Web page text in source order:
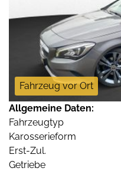
Fahrzeug vor Ort
Allgemeine Daten:
Fahrzeugtyp
Karosserieform
Erst-Zul.
Getriebe